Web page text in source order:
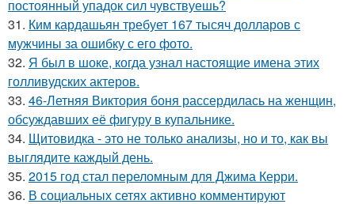
постоянный упадок сил чувствуешь?
31. Ким кардашьян требует 167 тысяч долларов с
мужчины за ошибку с его фото.
32. Я был в шоке, когда узнал настоящие имена этих
голливудских актеров.
33. 46-Летняя Виктория боня рассердилась на женщин,
обсуждавших её фигуру в купальнике.
34. Щитовидка - это не только анализы, но и то, как вы
выглядите каждый день.
35. 2015 год стал переломным для Джима Керри.
36. В социальных сетях активно комментируют